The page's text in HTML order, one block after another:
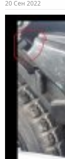
20 Сен 2022